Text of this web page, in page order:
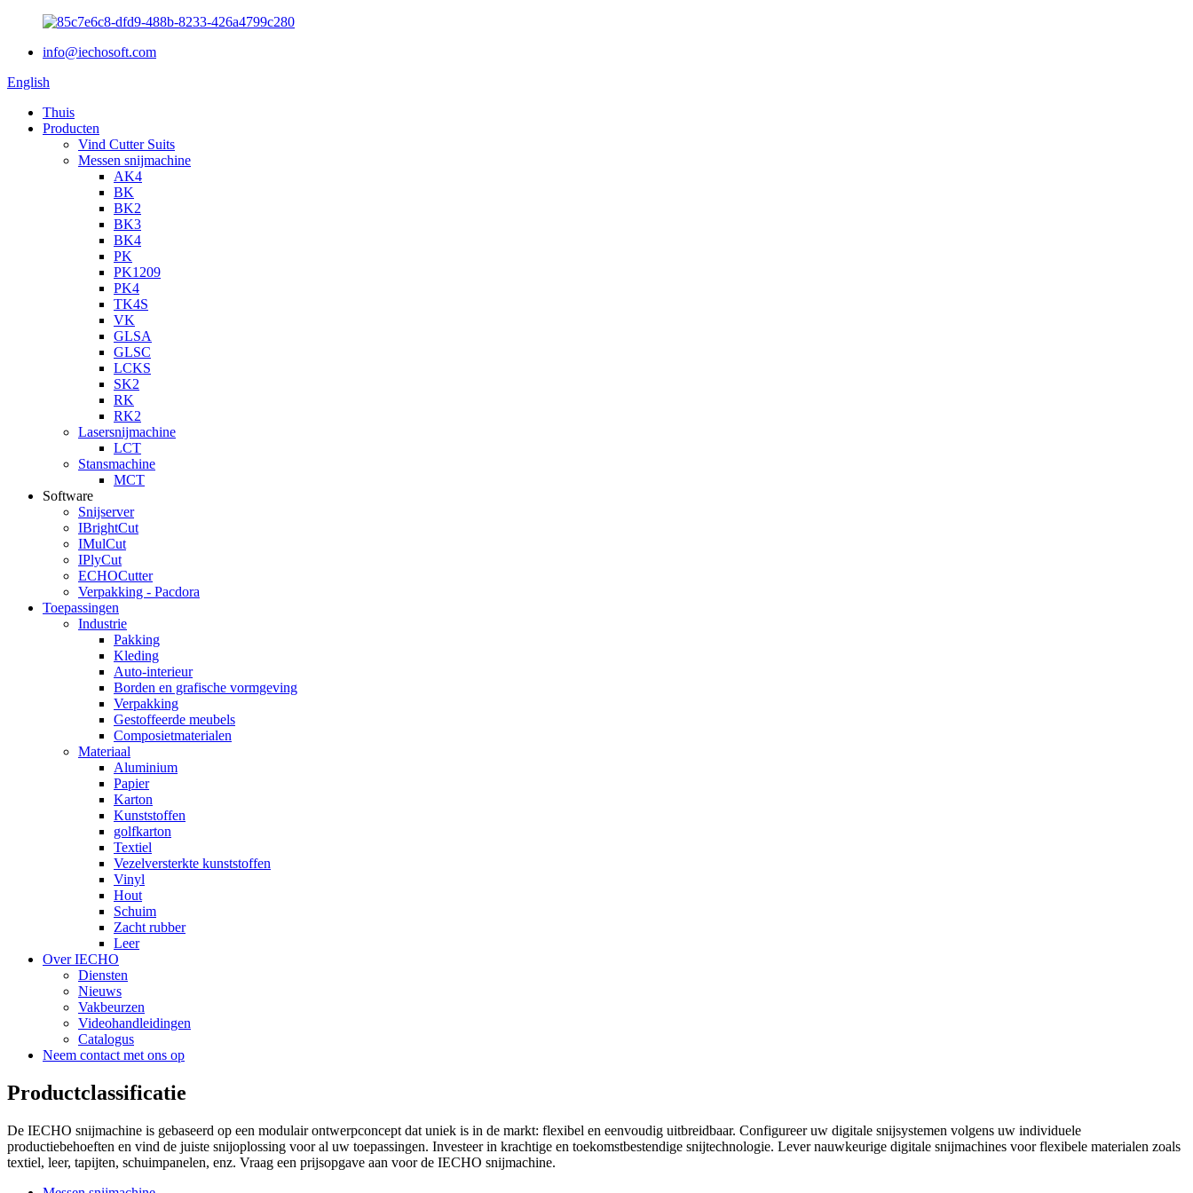
info@iechosoft.com
English
Thuis
Producten
Vind Cutter Suits
Messen snijmachine
AK4
BK
BK2
BK3
BK4
PK
PK1209
PK4
TK4S
VK
GLSA
GLSC
LCKS
SK2
RK
RK2
Lasersnijmachine
LCT
Stansmachine
MCT
Software
Snijserver
IBrightCut
IMulCut
IPlyCut
ECHOCutter
Verpakking - Pacdora
Toepassingen
Industrie
Pakking
Kleding
Auto-interieur
Borden en grafische vormgeving
Verpakking
Gestoffeerde meubels
Composietmaterialen
Materiaal
Aluminium
Papier
Karton
Kunststoffen
golfkarton
Textiel
Vezelversterkte kunststoffen
Vinyl
Hout
Schuim
Zacht rubber
Leer
Over IECHO
Diensten
Nieuws
Vakbeurzen
Videohandleidingen
Catalogus
Neem contact met ons op
Productclassificatie
De IECHO snijmachine is gebaseerd op een modulair ontwerpconcept dat uniek is in de markt: flexibel en eenvoudig uitbreidbaar. Configureer uw digitale snijsystemen volgens uw individuele
productiebehoeften en vind de juiste snijoplossing voor al uw toepassingen. Investeer in krachtige en toekomstbestendige snijtechnologie. Lever nauwkeurige digitale snijmachines voor flexibele materialen zoals
textiel, leer, tapijten, schuimpanelen, enz. Vraag een prijsopgave aan voor de IECHO snijmachine.